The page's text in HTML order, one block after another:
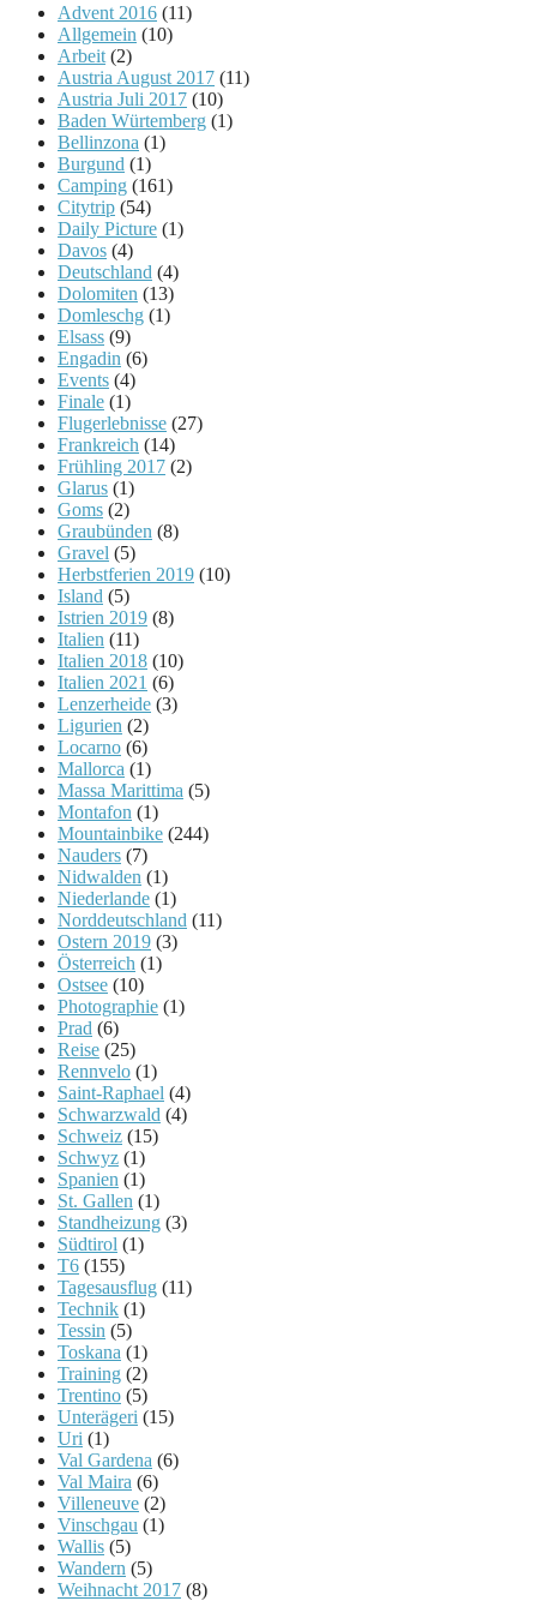
Advent 2016 (11)
Allgemein (10)
Arbeit (2)
Austria August 2017 (11)
Austria Juli 2017 (10)
Baden Würtemberg (1)
Bellinzona (1)
Burgund (1)
Camping (161)
Citytrip (54)
Daily Picture (1)
Davos (4)
Deutschland (4)
Dolomiten (13)
Domleschg (1)
Elsass (9)
Engadin (6)
Events (4)
Finale (1)
Flugerlebnisse (27)
Frankreich (14)
Frühling 2017 (2)
Glarus (1)
Goms (2)
Graubünden (8)
Gravel (5)
Herbstferien 2019 (10)
Island (5)
Istrien 2019 (8)
Italien (11)
Italien 2018 (10)
Italien 2021 (6)
Lenzerheide (3)
Ligurien (2)
Locarno (6)
Mallorca (1)
Massa Marittima (5)
Montafon (1)
Mountainbike (244)
Nauders (7)
Nidwalden (1)
Niederlande (1)
Norddeutschland (11)
Ostern 2019 (3)
Österreich (1)
Ostsee (10)
Photographie (1)
Prad (6)
Reise (25)
Rennvelo (1)
Saint-Raphael (4)
Schwarzwald (4)
Schweiz (15)
Schwyz (1)
Spanien (1)
St. Gallen (1)
Standheizung (3)
Südtirol (1)
T6 (155)
Tagesausflug (11)
Technik (1)
Tessin (5)
Toskana (1)
Training (2)
Trentino (5)
Unterägeri (15)
Uri (1)
Val Gardena (6)
Val Maira (6)
Villeneuve (2)
Vinschgau (1)
Wallis (5)
Wandern (5)
Weihnacht 2017 (8)